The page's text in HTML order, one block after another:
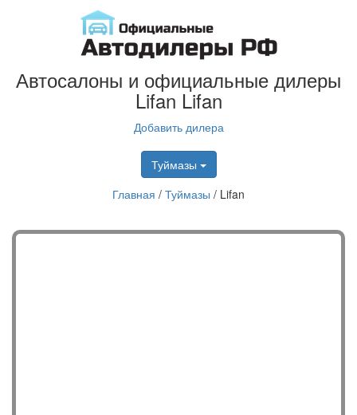
Автосалоны и официальные дилеры
Lifan Lifan
Добавить дилера
Туймазы
Главная / Туймазы / Lifan